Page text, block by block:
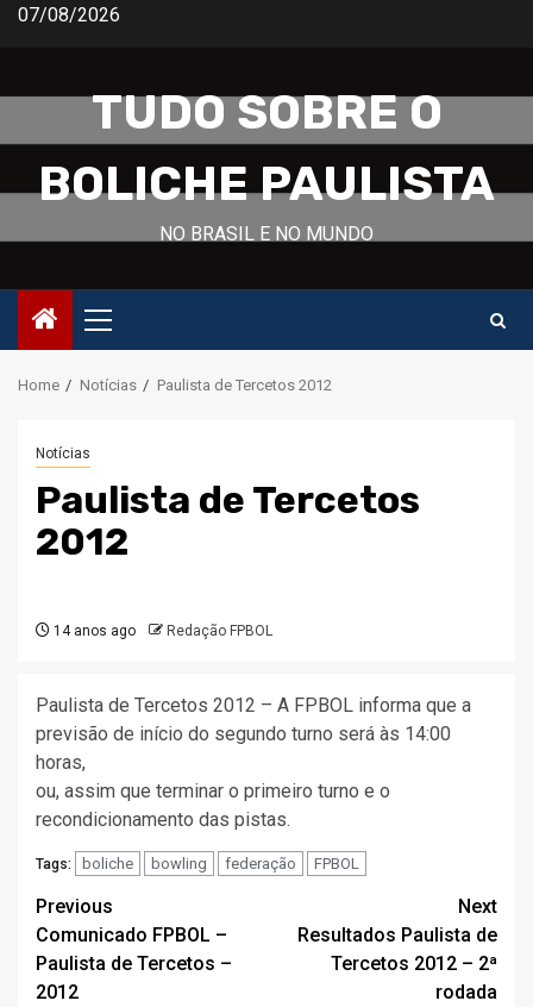
Skip07/08/2026
TUDO SOBRE O
BOLICHE PAULISTA
NO BRASIL E NO MUNDO
Primary
Menu
Home Notícias Paulista de Tercetos 2012
Notícias
Paulista de Tercetos
2012
14 anos ago Redação FPBOL
Paulista de Tercetos 2012 – A FPBOL informa que a
previsão de início do segundo turno será às 14:00
horas,
ou, assim que terminar o primeiro turno e o
recondicionamento das pistas.
Tags: boliche bowling federação FPBOL
Post
navigation
Previous
Comunicado FPBOL –
Paulista de Tercetos –
2012
Next
Resultados Paulista de
Tercetos 2012 – 2ª
rodada